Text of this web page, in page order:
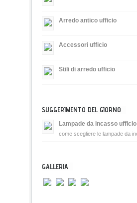
Arredo antico ufficio
Accessori ufficio
Stili di arredo ufficio
SUGGERIMENTO DEL GIORNO
Lampade da incasso ufficio
come scegliere le lampade da
GALLERIA